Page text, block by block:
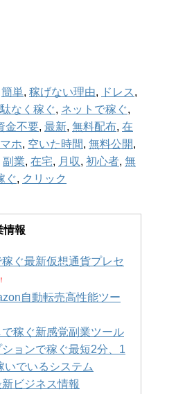
簡単, 稼げない理由, ドレス ,
なく稼ぐ, ネットで稼ぐ,
金不要, 最新, 無料配布, 在
ホ, 空いた時間, 無料公開,
副業, 在宅, 月収, 初心者, 無
ぐ, クリック
情報
ぐ最新仮想通貨プレセ
自動転売高性能ツー
稼ぐ新感覚副業ツール
ョンで稼ぐ最短2分、1
いでいるシステム
ビジネス情報